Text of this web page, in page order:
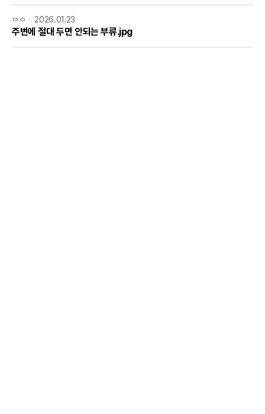
ㅇㅇ 2026.01.23
주변에 절대 두면 안되는 부류.jpg